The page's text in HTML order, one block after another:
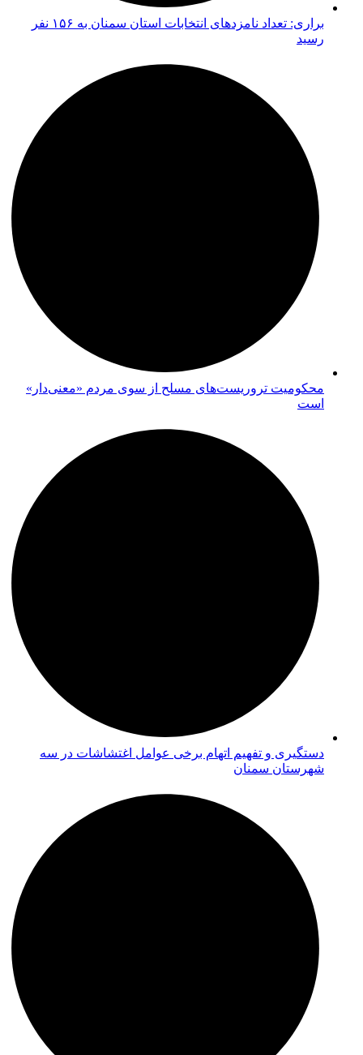
براری: تعداد نامزدهای انتخابات استان سمنان به ۱۵۶ نفر
رسید
محکومیت تروریست‌های مسلح از سوی مردم «معنی‌دار»
است
دستگیری و تفهیم اتهام برخی عوامل اغتشاشات در سه
شهرستان سمنان